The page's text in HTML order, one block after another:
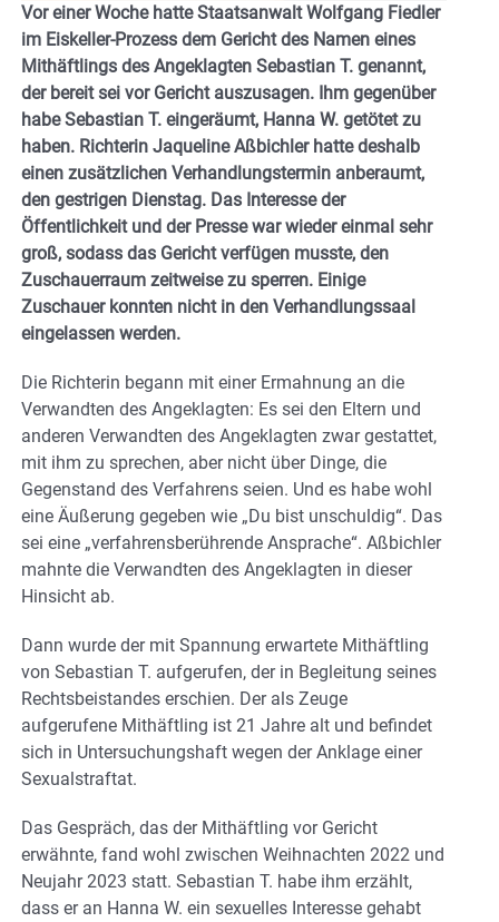
Vor einer Woche hatte Staatsanwalt Wolfgang Fiedler
im Eiskeller-Prozess dem Gericht des Namen eines
Mithäftlings des Angeklagten Sebastian T. genannt,
der bereit sei vor Gericht auszusagen. Ihm gegenüber
habe Sebastian T. eingeräumt, Hanna W. getötet zu
haben. Richterin Jaqueline Aßbichler hatte deshalb
einen zusätzlichen Verhandlungstermin anberaumt,
den gestrigen Dienstag. Das Interesse der
Öffentlichkeit und der Presse war wieder einmal sehr
groß, sodass das Gericht verfügen musste, den
Zuschauerraum zeitweise zu sperren. Einige
Zuschauer konnten nicht in den Verhandlungssaal
eingelassen werden.
Die Richterin begann mit einer Ermahnung an die
Verwandten des Angeklagten: Es sei den Eltern und
anderen Verwandten des Angeklagten zwar gestattet,
mit ihm zu sprechen, aber nicht über Dinge, die
Gegenstand des Verfahrens seien. Und es habe wohl
eine Äußerung gegeben wie „Du bist unschuldig“. Das
sei eine „verfahrensberührende Ansprache“. Aßbichler
mahnte die Verwandten des Angeklagten in dieser
Hinsicht ab.
Dann wurde der mit Spannung erwartete Mithäftling
von Sebastian T. aufgerufen, der in Begleitung seines
Rechtsbeistandes erschien. Der als Zeuge
aufgerufene Mithäftling ist 21 Jahre alt und befindet
sich in Untersuchungshaft wegen der Anklage einer
Sexualstraftat.
Das Gespräch, das der Mithäftling vor Gericht
erwähnte, fand wohl zwischen Weihnachten 2022 und
Neujahr 2023 statt. Sebastian T. habe ihm erzählt,
dass er an Hanna W. ein sexuelles Interesse gehabt